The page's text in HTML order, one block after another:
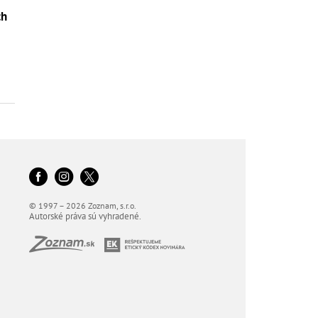
© 1997 – 2026 Zoznam, s.r.o.
Autorské práva sú vyhradené.